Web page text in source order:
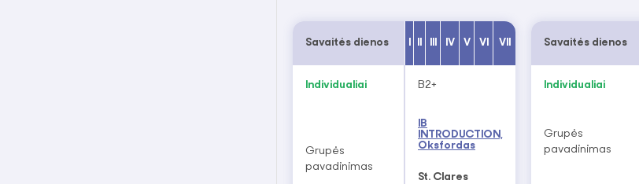
Savaitės dienos I II III IV V VI VII
Individualiai B2+
Grupės
pavadinimas
IB
INTRODUCTION,
Oksfordas
St. Clares
Savaitės dienos
Individualiai
Grupės
pavadinimas